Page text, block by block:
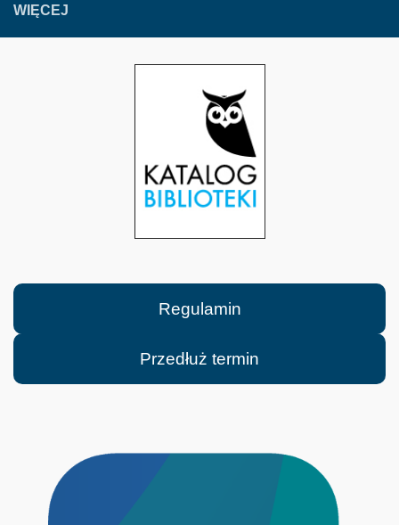
WIĘCEJ
Regulamin
Przedłuż termin